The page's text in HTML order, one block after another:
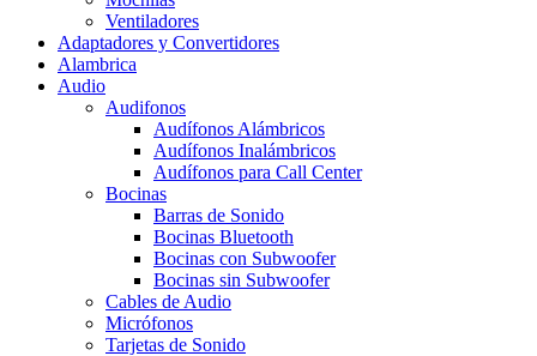
Ventiladores
Adaptadores y Convertidores
Alambrica
Audio
Audifonos
Audífonos Alámbricos
Audífonos Inalámbricos
Audífonos para Call Center
Bocinas
Barras de Sonido
Bocinas Bluetooth
Bocinas con Subwoofer
Bocinas sin Subwoofer
Cables de Audio
Micrófonos
Tarjetas de Sonido